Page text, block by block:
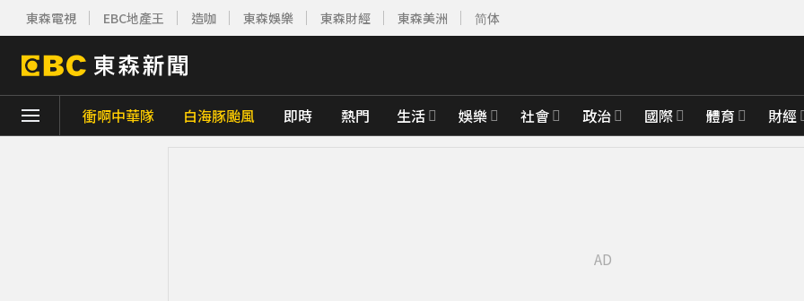
東森電視 EBC地產王 造咖 東森娛樂 東森財經 東森美洲 简体
衝啊中華隊 白海豚颱風 即時 熱門 生活 娛樂 社會 政治 國際 體育 財經